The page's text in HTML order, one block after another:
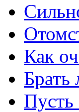
Как
Пусть